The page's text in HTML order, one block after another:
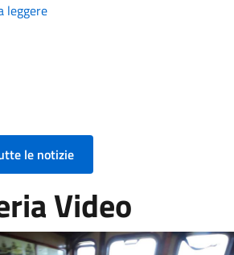
leggere
le notizie
Video